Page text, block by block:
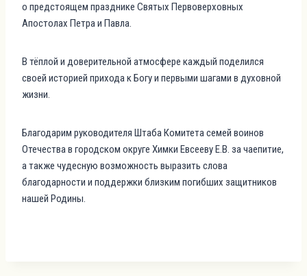
о предстоящем празднике Святых Первоверховных
Апостолах Петра и Павла.
В тёплой и доверительной атмосфере каждый поделился
своей историей прихода к Богу и первыми шагами в духовной
жизни.
Благодарим руководителя Штаба Комитета семей воинов
Отечества в городском округе Химки Евсееву Е.В. за чаепитие,
а также чудесную возможность выразить слова
благодарности и поддержки близким погибших защитников
нашей Родины.